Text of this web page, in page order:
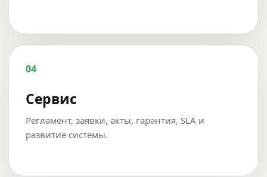
04
Сервис
Регламент, заявки, акты, гарантия, SLA и
развитие системы.